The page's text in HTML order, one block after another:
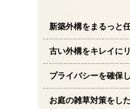
新築外構をまるっと
古い外構をキレイに
プライバシーを確保
お庭の雑草対策をし